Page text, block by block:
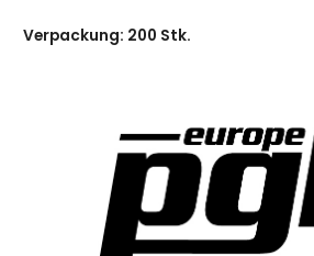
Verpackung: 200 Stk.